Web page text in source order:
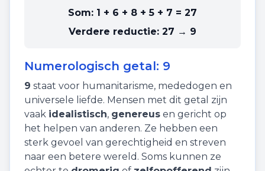
Som: 1 + 6 + 8 + 5 + 7 = 27
Verdere reductie: 27 → 9
Numerologisch getal: 9
9 staat voor humanitarisme, mededogen en
universele liefde. Mensen met dit getal zijn
vaak idealistisch, genereus en gericht op
het helpen van anderen. Ze hebben een
sterk gevoel van gerechtigheid en streven
naar een betere wereld. Soms kunnen ze